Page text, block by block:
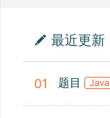
最近更新
01 题目 Java